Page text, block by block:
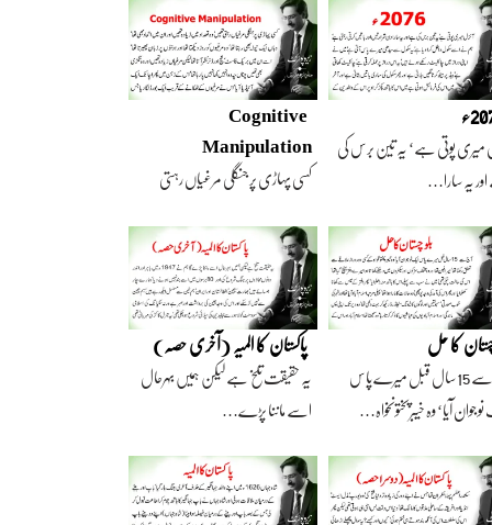
میری پوتی ہے‘ یہ تین برس کی
یہ سارا…
Cognitive
Manipulation
کسی پہاڑی پر جنگلی مرغیاں رہتی
کا حل
آج سے 15 سال قبل میرے پاس
آیا‘ وہ خیبرپختونخواہ…
پاکستان کا المیہ (آخری حصہ)
یہ حقیقت تلخ ہے لیکن ہمیں بہرحال
اسے ماننا پڑے…